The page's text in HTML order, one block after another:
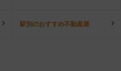
駅別のおすすめ不動産屋